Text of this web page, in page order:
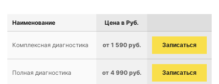
Наименование Цена в Руб.
Комплексная диагностика от 1 590 руб. Записаться
Полная диагностика от 4 990 руб. Записаться